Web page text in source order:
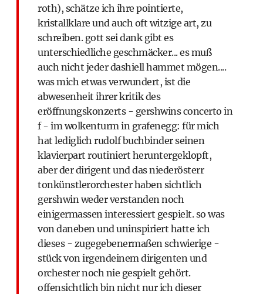
roth), schätze ich ihre pointierte,
kristallklare und auch oft witzige art, zu
schreiben. gott sei dank gibt es
unterschiedliche geschmäcker... es muß
auch nicht jeder dashiell hammet mögen....
was mich etwas verwundert, ist die
abwesenheit ihrer kritik des
eröffnungskonzerts - gershwins concerto in
f - im wolkenturm in grafenegg: für mich
hat lediglich rudolf buchbinder seinen
klavierpart routiniert heruntergeklopft,
aber der dirigent und das niederösterr
tonkünstlerorchester haben sichtlich
gershwin weder verstanden noch
einigermassen interessiert gespielt. so was
von daneben und uninspiriert hatte ich
dieses - zugegebenermaßen schwierige -
stück von irgendeinem dirigenten und
orchester noch nie gespielt gehört.
offensichtlich bin nicht nur ich dieser